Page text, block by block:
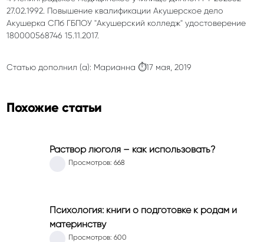
27.02.1992. Повышение квалификации Акушерское дело
Акушерка СПб ГБПОУ "Акушерский колледж" удостоверение
180000568746 15.11.2017.
Статью дополнил (а): Марианна ⏱17 мая, 2019
Похожие статьи
Раствор люголя – как использовать?
Просмотров: 668
Психология: книги о подготовке к родам и
материнству
Просмотров: 600